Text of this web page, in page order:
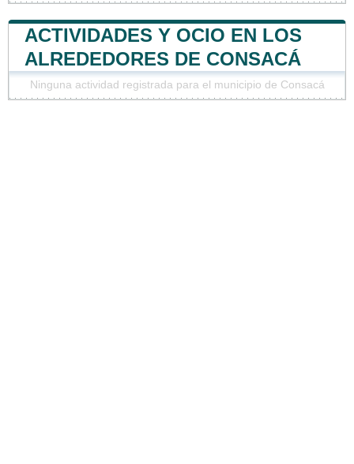
ACTIVIDADES Y OCIO EN LOS
ALREDEDORES DE CONSACÁ
Ninguna actividad registrada para el municipio de Consacá